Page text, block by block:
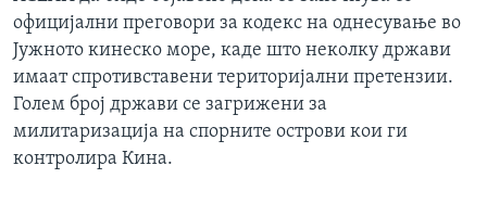
официјални преговори за кодекс на однесување во
Јужното кинеско море, каде што неколку држави
имаат спротивставени територијални претензии.
Голем број држави се загрижени за
милитаризација на спорните острови кои ги
контролира Кина.